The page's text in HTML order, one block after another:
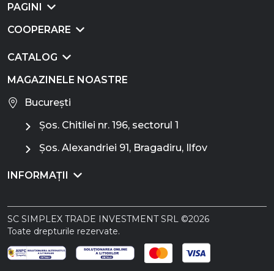
PAGINI
COOPERARE
CATALOG
MAGAZINELE NOASTRE
București
Șos. Chitilei nr. 196, sectorul 1
Șos. Alexandriei 91, Bragadiru, Ilfov
INFORMAȚII
SC SIMPLEX TRADE INVESTMENT SRL ©2026
Toate drepturile rezervate.